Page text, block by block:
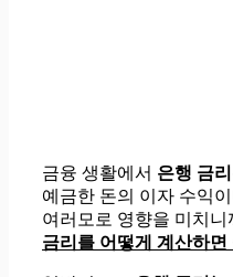
금융 생활에서 은행 금
예금한 돈의 이자 수익
여러모로 영향을 미치
금리를 어떻게 계산하면